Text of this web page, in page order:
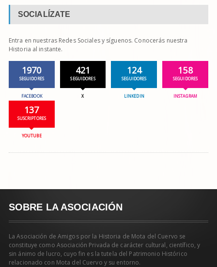
SOCIALÍZATE
Entra en nuestras Redes Sociales y síguenos. Conocerás nuestra
Historia al instante.
1970
SEGUIDORES
FACEBOOK
421
SEGUIDORES
X
124
SEGUIDORES
LINKEDIN
158
SEGUIDORES
INSTAGRAM
137
SUSCRIPTORES
YOUTUBE
SOBRE LA ASOCIACIÓN
La Asociación de Amigos por la Historia de Mota del Cuervo se
constituye como Asociación Privada de carácter cultural, científico, y
sin ánimo de lucro, cuyo fin es la tutela del Patrimonio Histórico
relacionado con Mota del Cuervo y su entorno.